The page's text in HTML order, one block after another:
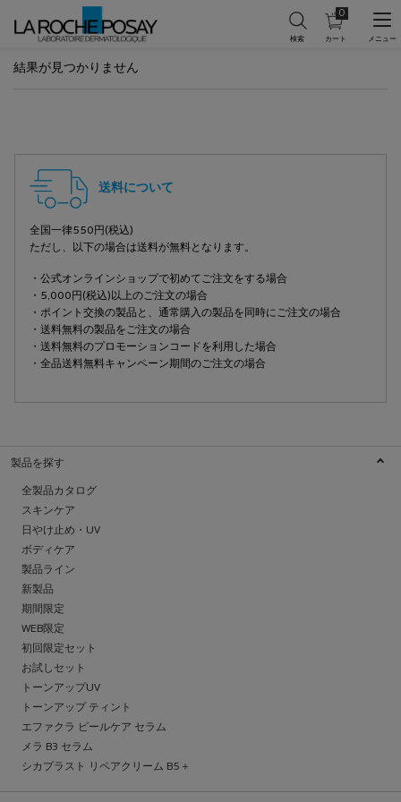
カ
ー
0
0 カート内の
結果が見つかりません
送料について
全国一律550円(税込)
ただし、以下の場合は送料が無料となります。
・公式オンラインショップで初めてご注文をする場合
・5,000円(税込)以上のご注文の場合
・ポイント交換の製品と、通常購入の製品を同時にご注文の場合
・送料無料の製品をご注文の場合
・送料無料のプロモーションコードを利用した場合
・全品送料無料キャンペーン期間のご注文の場合
製品を探す
全製品カタログ
スキンケア
日やけ止め・UV
ボディケア
製品ライン
新製品
期間限定
WEB限定
初回限定セット
お試しセット
トーンアップUV
トーンアップ ティント
エファクラ ピールケア セラム
メラ B3 セラム
シカプラスト リペアクリーム B5＋